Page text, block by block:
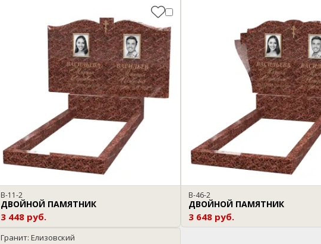
B-11-2
ДВОЙНОЙ ПАМЯТНИК
3 448 руб.
B-46-2
ДВОЙНОЙ ПАМЯТНИК
3 648 руб.
Гранит: Елизовский